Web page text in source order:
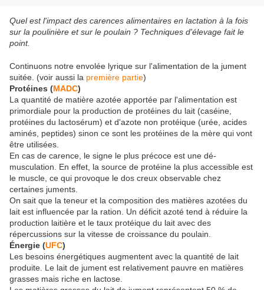
Quel est l'impact des carences alimentaires en lactation à la fois
sur la poulinière et sur le poulain ? Techniques d'élevage fait le
point.
Continuons notre envolée lyrique sur l'alimentation de la jument
suitée. (voir aussi la première partie)
Protéines (MADC)
La quantité de matière azotée apportée par l'alimentation est
primordiale pour la production de protéines du lait (caséine,
protéines du lactosérum) et d'azote non protéique (urée, acides
aminés, peptides) sinon ce sont les protéines de la mère qui vont
être utilisées.
En cas de carence, le signe le plus précoce est une dé-
musculation. En effet, la source de protéine la plus accessible est
le muscle, ce qui provoque le dos creux observable chez
certaines juments.
On sait que la teneur et la composition des matières azotées du
lait est influencée par la ration. Un déficit azoté tend à réduire la
production laitière et le taux protéique du lait avec des
répercussions sur la vitesse de croissance du poulain.
Énergie (UFC)
Les besoins énergétiques augmentent avec la quantité de lait
produite. Le lait de jument est relativement pauvre en matières
grasses mais riche en lactose.